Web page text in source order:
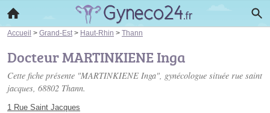
Accueil > Grand-Est > Haut-Rhin > Thann
Docteur MARTINKIENE Inga
Cette fiche présente "MARTINKIENE Inga", gynécologue située rue saint
jacques, 68802 Thann.
1 Rue Saint Jacques